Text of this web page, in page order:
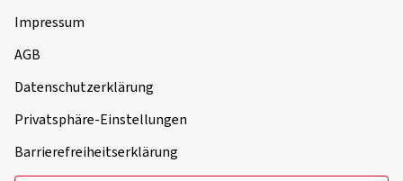
Impressum
AGB
Datenschutzerklärung
Privatsphäre-Einstellungen
Barrierefreiheitserklärung